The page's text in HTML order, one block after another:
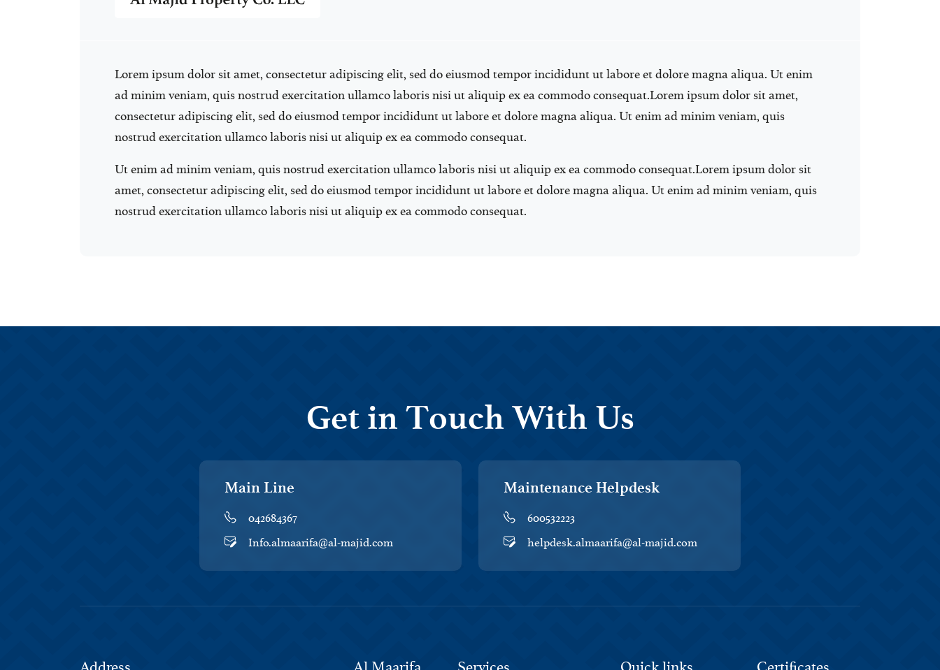
Lorem ipsum dolor sit amet, consectetur adipiscing elit, sed do eiusmod tempor incididunt ut labore et dolore magna aliqua. Ut enim
ad minim veniam, quis nostrud exercitation ullamco laboris nisi ut aliquip ex ea commodo consequat.Lorem ipsum dolor sit amet,
consectetur adipiscing elit, sed do eiusmod tempor incididunt ut labore et dolore magna aliqua. Ut enim ad minim veniam, quis
nostrud exercitation ullamco laboris nisi ut aliquip ex ea commodo consequat.
Ut enim ad minim veniam, quis nostrud exercitation ullamco laboris nisi ut aliquip ex ea commodo consequat.Lorem ipsum dolor sit
amet, consectetur adipiscing elit, sed do eiusmod tempor incididunt ut labore et dolore magna aliqua. Ut enim ad minim veniam, quis
nostrud exercitation ullamco laboris nisi ut aliquip ex ea commodo consequat.
Get in Touch With Us
Main Line
042684367
Info.almaarifa@al-majid.com
Maintenance Helpdesk
600532223
helpdesk.almaarifa@al-majid.com